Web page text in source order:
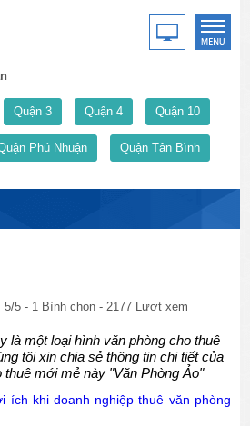
Quận 3 Quận 4 Quận 10
Phú Nhuận Quận Tân Bình
5/5 - 1 Bình chọn - 2177 Lượt xem
là một loại hình văn phòng cho thuê
tôi xin chia sẻ thông tin chi tiết của
thuê mới mẻ này "Văn Phòng Ảo"
ích khi doanh nghiệp thuê văn phòng